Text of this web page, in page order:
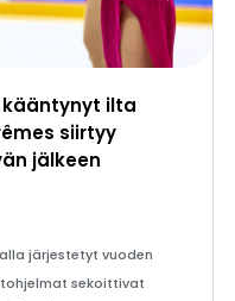
kääntynyt ilta
siirtyy
jälkeen
järjestetyt vuoden
sekoittivat